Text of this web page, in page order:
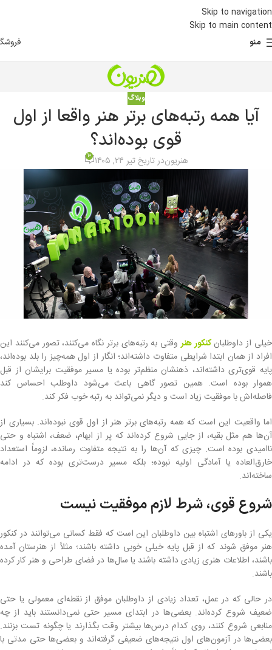
Skip to navigation
Skip to main content
منو
وبلاگ
آیا همه رتبه‌های برتر هنر واقعا از اول
قوی بوده‌اند؟
هنریوندر تاریخ تیر ۲۴, ۱۴۰۵ 10
خیلی از داوطلبانکنکور هنروقتی به رتبه‌های برتر نگاه می‌کنند، تصور می‌کنند این
افراد از همان ابتدا شرایطی متفاوت داشته‌اند؛ انگار از اول همه‌چیز را بلد بوده‌اند،
پایه قوی‌تری داشته‌اند، ذهنشان منظم‌تر بوده یا مسیر موفقیت برایشان از قبل
هموار بوده است. همین تصور گاهی باعث می‌شود داوطلب احساس کند
فاصله‌اش با موفقیت زیاد است و دیگر نمی‌تواند به رتبه خوب فکر کند.
اما واقعیت این است که همه رتبه‌های برتر هنر از اول قوی نبوده‌اند. بسیاری از
آن‌ها هم مثل بقیه، از جایی شروع کرده‌اند که پر از ابهام، ضعف، اشتباه و حتی
ناامیدی بوده است. چیزی که آن‌ها را به نتیجه متفاوت رسانده، لزوماً استعداد
خارق‌العاده یا آمادگی اولیه نبوده؛ بلکه مسیر درست‌تری بوده که در ادامه
ساخته‌اند.
شروع قوی، شرط لازم موفقیت نیست
یکی از باورهای اشتباه بین داوطلبان این است که فقط کسانی می‌توانند در کنکور
هنر موفق شوند که از قبل پایه خیلی خوبی داشته باشند؛ مثلاً از هنرستان آمده
باشند، اطلاعات هنری زیادی داشته باشند یا سال‌ها در فضای طراحی و هنر کار کرده
باشند.
در حالی که در عمل، تعداد زیادی از داوطلبان موفق از نقطه‌ای معمولی یا حتی
ضعیف شروع کرده‌اند. بعضی‌ها در ابتدای مسیر حتی نمی‌دانستند باید از چه
منابعی شروع کنند، روی کدام درس‌ها بیشتر وقت بگذارند یا چگونه تست بزنند.
بعضی‌ها در آزمون‌های اول نتیجه‌های ضعیفی گرفته‌اند و بعضی‌ها حتی مدتی با